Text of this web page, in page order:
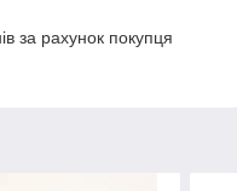
за рахунок покупця